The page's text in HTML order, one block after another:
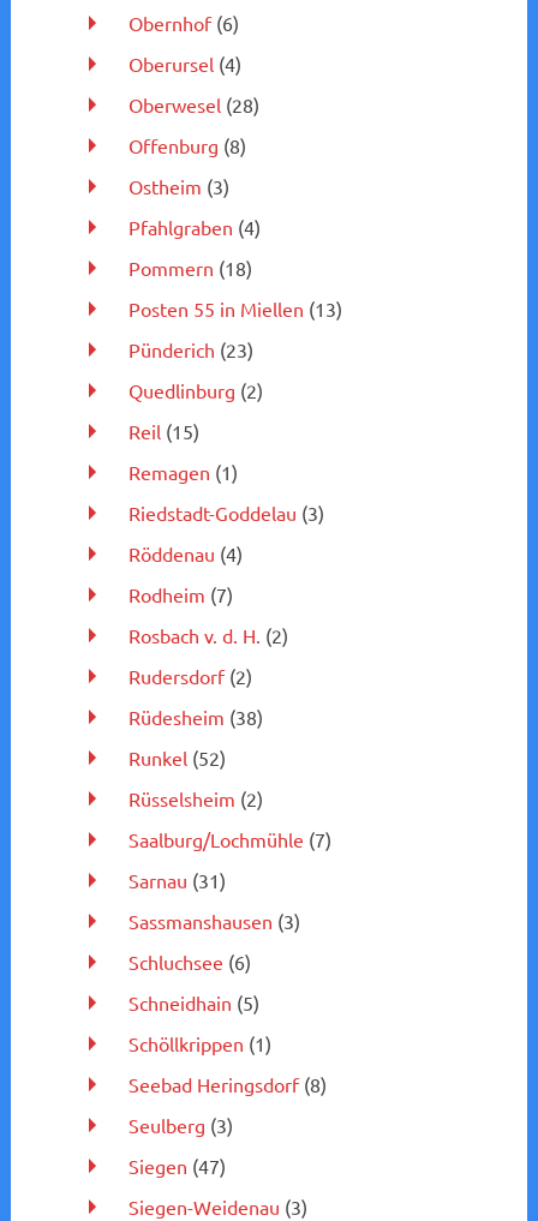
Obernhof(6)
Oberursel(4)
Oberwesel(28)
Offenburg (8)
Ostheim (3)
Pfahlgraben (4)
Pommern (18)
Posten 55 in Miellen (13)
Pünderich (23)
Quedlinburg (2)
Reil(15)
Remagen (1)
Riedstadt-Goddelau (3)
Röddenau (4)
Rodheim (7)
Rosbach v. d. H. (2)
Rudersdorf(2)
Rüdesheim (38)
Runkel(52)
Rüsselsheim (2)
Saalburg/Lochmühle (7)
Sarnau (31)
Sassmanshausen (3)
Schluchsee (6)
Schneidhain (5)
Schöllkrippen (1)
Seebad Heringsdorf(8)
Seulberg (3)
Siegen (47)
Siegen-Weidenau (3)